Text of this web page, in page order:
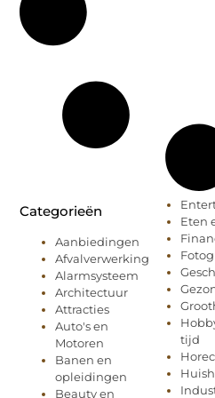
Categorieën
Aanbiedingen
Afvalverwerking
Alarmsysteem
Architectuur
Attracties
Auto's en
Motoren
Banen en
opleidingen
Beauty en
Eten
tijd